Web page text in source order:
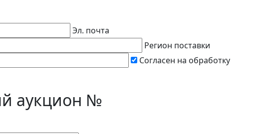
Эл. почта
Регион поставки
Согласен на обработку
аукцион №